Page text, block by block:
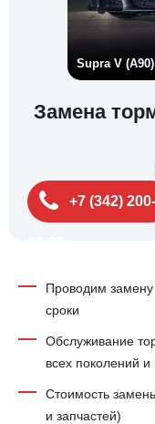
Supra V (A90)
Замена
+7 (342) 200-
Проводим замену
сроки
Обслуживание
всех поколений и
Стоимость
и запчастей)